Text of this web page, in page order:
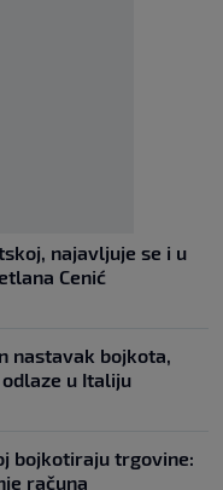
najavljuje se i u
Cenić
nastavak bojkota,
u Italiju
bojkotiraju trgovine:
računa